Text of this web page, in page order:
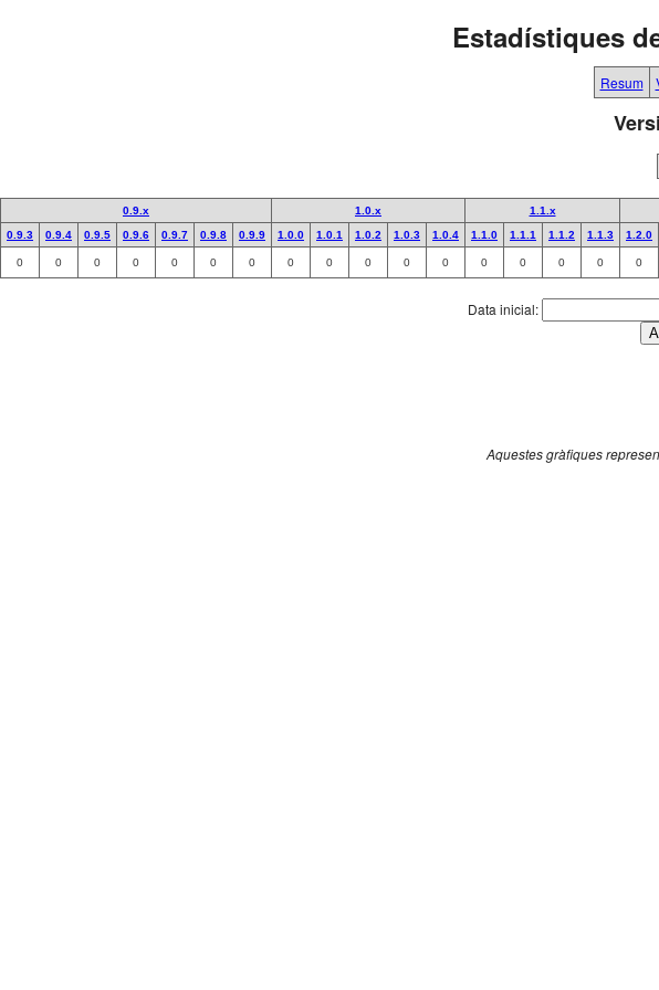
Estadístiques
Resum
0.9.x 1.0.x 1.1.x
0.9.3
0.9.4 0.9.5 0.9.6 0.9.7 0.9.8 0.9.9 1.0.0 1.0.1 1.0.2 1.0.3 1.0.4 1.1.0 1.1.1 1.1.2 1.1.3 1.2.0
0 0 0 0 0 0 0 0 0 0 0 0 0 0 0 0 0
Data inicial:
Aquestes gràfiques